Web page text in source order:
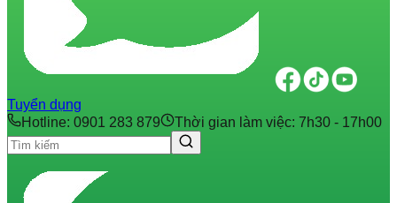
Tuyển dụng
Hotline: 0901 283 879
Thời gian làm việc: 7h30 - 17h00